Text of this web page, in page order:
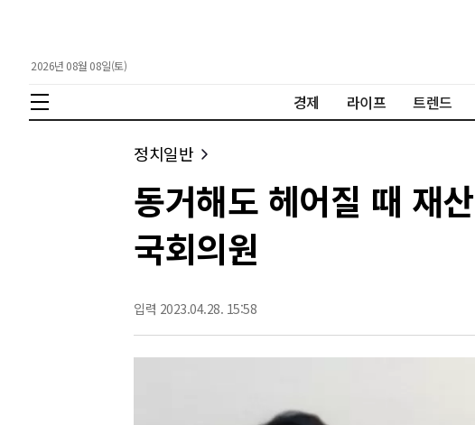
2026년 08월 08일(토)
경제 라이프 트렌드
정치일반
동거해도 헤어질 때 재
국회의원
입력 2023.04.28. 15:58